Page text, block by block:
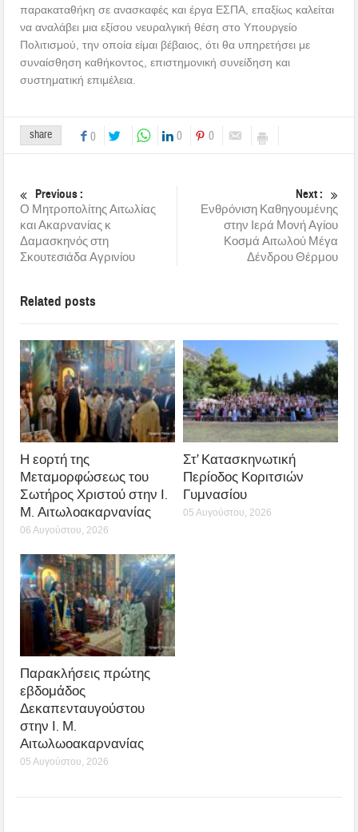
παρακαταθήκη σε ανασκαφές και έργα ΕΣΠΑ, επαξίως καλείται
να αναλάβει μια εξίσου νευραλγική θέση στο Υπουργείο
Πολιτισμού, την οποία είμαι βέβαιος, ότι θα υπηρετήσει με
συναίσθηση καθήκοντος, επιστημονική συνείδηση και
συστηματική επιμέλεια.
share 0 0 0
Previous :
Ο Μητροπολίτης Αιτωλίας
και Ακαρνανίας κ
Δαμασκηνός στη
Σκουτεσιάδα Αγρινίου
Next :
Ενθρόνιση Καθηγουμένης
στην Ιερά Μονή Αγίου
Κοσμά Αιτωλού Μέγα
Δένδρου Θέρμου
Related posts
Η εορτή της
Μεταμορφώσεως του
Σωτήρος Χριστού στην Ι.
Μ. Αιτωλοακαρνανίας
06 Αυγούστου, 2026
Στ’ Κατασκηνωτική
Περίοδος Κοριτσιών
Γυμνασίου
05 Αυγούστου, 2026
Παρακλήσεις πρώτης
εβδομάδος
Δεκαπενταυγούστου
στην Ι. Μ.
Αιτωλωοακαρνανίας
05 Αυγούστου, 2026